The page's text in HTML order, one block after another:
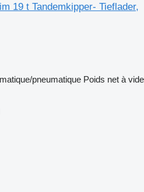
19 t Tandemkipper- Tieflader,
pneumatique Poids net à vide